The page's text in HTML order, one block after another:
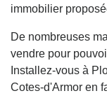
immobilier
De nombreuses
vendre pour
Installez-vous à
Cotes-d'Armor en